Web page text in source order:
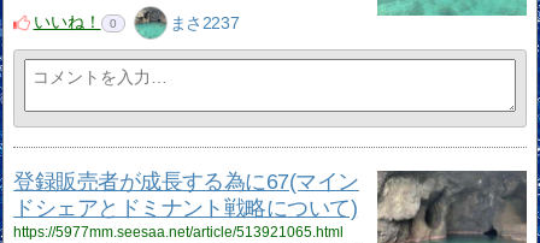
いいね！
0 まさ2237
登録販売者が成長する為に67(マイン
ドシェアとドミナント戦略について)
https://5977mm.seesaa.net/article/513921065.html